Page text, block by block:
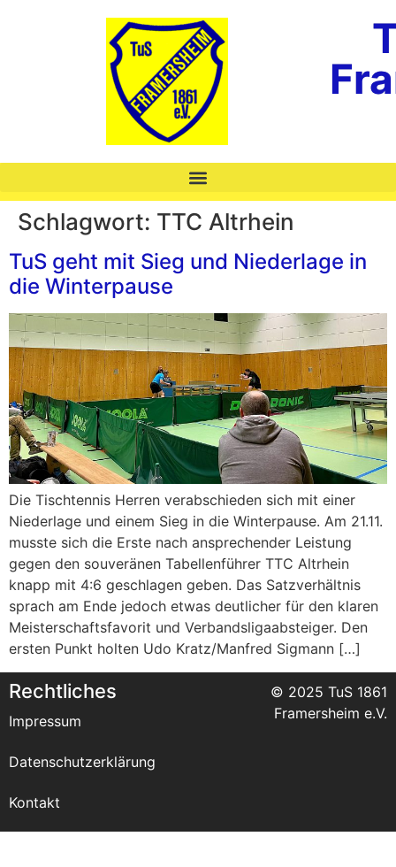
Schlagwort: TTC Altrhein
TuS geht mit Sieg und Niederlage in
die Winterpause
Die Tischtennis Herren verabschieden sich mit einer
Niederlage und einem Sieg in die Winterpause. Am 21.11.
musste sich die Erste nach ansprechender Leistung
gegen den souveränen Tabellenführer TTC Altrhein
knapp mit 4:6 geschlagen geben. Das Satzverhältnis
sprach am Ende jedoch etwas deutlicher für den klaren
Meisterschaftsfavorit und Verbandsligaabsteiger. Den
ersten Punkt holten Udo Kratz/Manfred Sigmann […]
Rechtliches
Impressum
Datenschutzerklärung
Kontakt
© 2025 TuS 1861
Framersheim e.V.